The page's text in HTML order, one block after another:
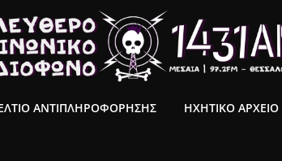
ΑΝΤΙΠΛΗΡΟΦΟΡΗΣΗΣ ΗΧΗΤΙΚΟ ΑΡΧΕΙΟ